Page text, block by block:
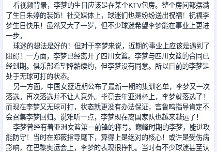
看视频背景，李梦的生日应该是在某个KTV包房。整个房间都摆满
了生日朱婷的装饰！社交媒体上，球迷们也是纷纷送出祝福！祝福李
梦生日快乐！虽然又大了一岁，但不少球迷希望李梦能在事业上更进
一步。
球迷的想法是好的！但对于李梦来说，近期的事业上应该是遇到了
阻碍！一方面，李梦已经离开了四川女篮。李梦与四川女篮的合同已
经到期。俱乐部希望降薪续约，但李梦没有同意。所以目前的李梦是
处于无球可打的状态。
另一方面，中国女篮近期公布了最新一期的集训名单，李梦又一次
落选。再次落选并不让人意外。毕竟去年亚洲杯上，李梦就落选了！
而现在李梦又无球可打，状态就更没有办法保证，宫鲁鸣指导肯定不
会召集李梦回归。说难听一点，李梦现在离国家队也越来越远了！
李梦曾经有着亚洲女篮第一前锋的称号。巅峰时期的李梦，能进攻
能防守！当时在郑薇指导麾下，算得上是绝对的核心！或许是受伤病
影响，在巴黎奥运会上，李梦的表现很挣扎。当时有不少球迷甚至认